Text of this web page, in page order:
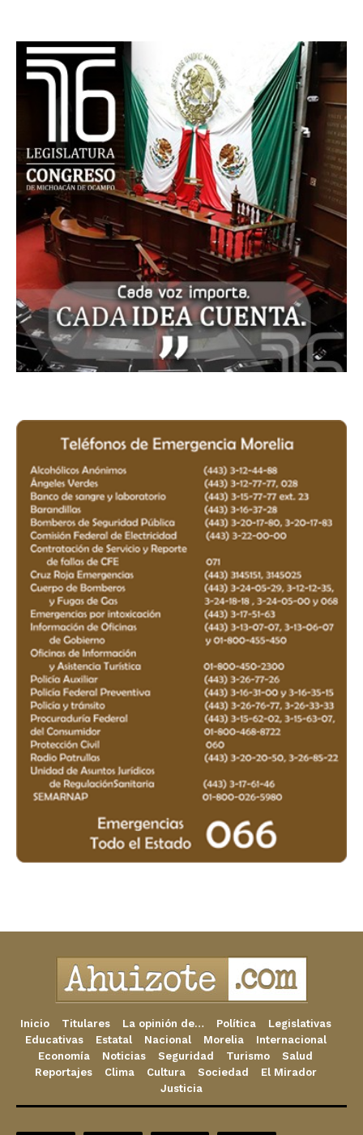
Inicio Titulares La opinión de… Política
Legislativas
Educativas
Estatal Nacional Morelia
Internacional
Economía
Noticias Seguridad Turismo
Salud
Reportajes
Clima Cultura Sociedad
El Mirador
Justicia